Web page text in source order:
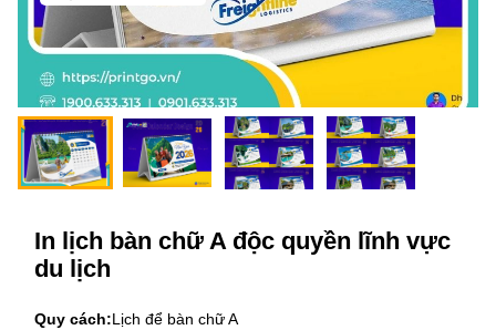
In lịch bàn chữ A độc quyền lĩnh vực
du lịch
Quy cách:Lịch để bàn chữ A